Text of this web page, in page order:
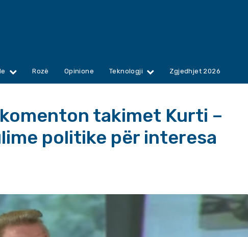
Rozë Opinione Teknologji Zgjedhjet 2026
takimet Kurti –
politike për interesa